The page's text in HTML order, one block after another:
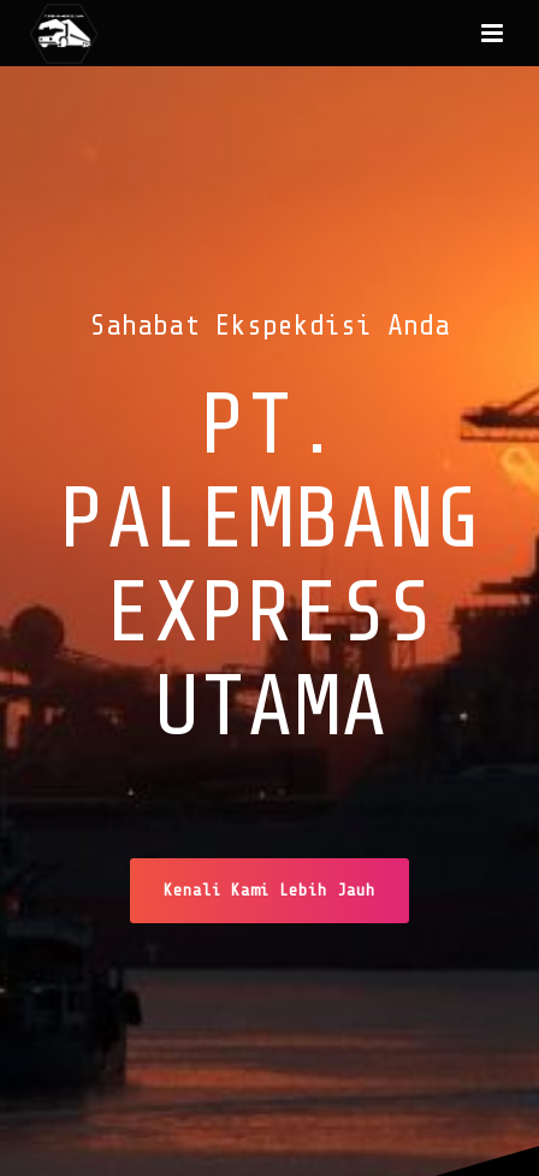
Sahabat Ekspekdisi Anda
PT.
PALEMBANG
EXPRESS
UTAMA
Kenali Kami Lebih Jauh